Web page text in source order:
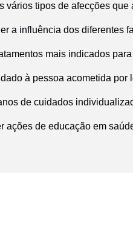
vários tipos de afecções que
a influência dos diferentes
mais indicados
à pessoa acometida por
de cuidados
ações de educação em